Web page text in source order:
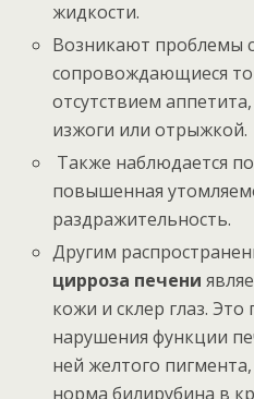
жидкости.
Возникают проблемы
сопровождающиеся
отсутствием
изжоги или отрыжкой.
Также наблюдается
повышенная
раздражительность.
Другим
цирроза печени
кожи и склер глаз. Это
нарушения функции
ней желтого
норма билирубина в